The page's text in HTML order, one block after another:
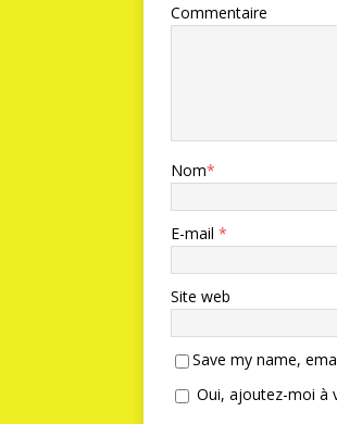
Commentaire
Nom*
E-mail *
Site web
Save my name,
Oui, ajoutez-moi à